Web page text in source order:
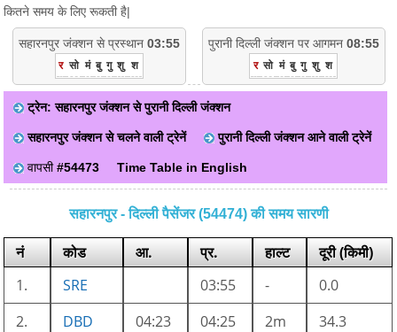
कितने समय के लिए रूकती है|
सहारनपुर जंक्शन से प्रस्थान 03:55
र सो मं बु गु शु श
पुरानी दिल्ली जंक्शन पर आगमन 08:55
र सो मं बु गु शु श
ट्रेन: सहारनपुर जंक्शन से पुरानी दिल्ली जंक्शन
सहारनपुर जंक्शन से चलने वाली ट्रेनें पुरानी दिल्ली जंक्शन आने वाली ट्रेनें
वापसी#54473 Time Table in English
सहारनपुर - दिल्ली पैसेंजर (54474) की समय सारणी
नं कोड आ. प्र. हाल्ट
दूरी (किमी)
1.
SRE 03:55 -
0.0
2.
DBD 04:23 04:25 2m
34.3